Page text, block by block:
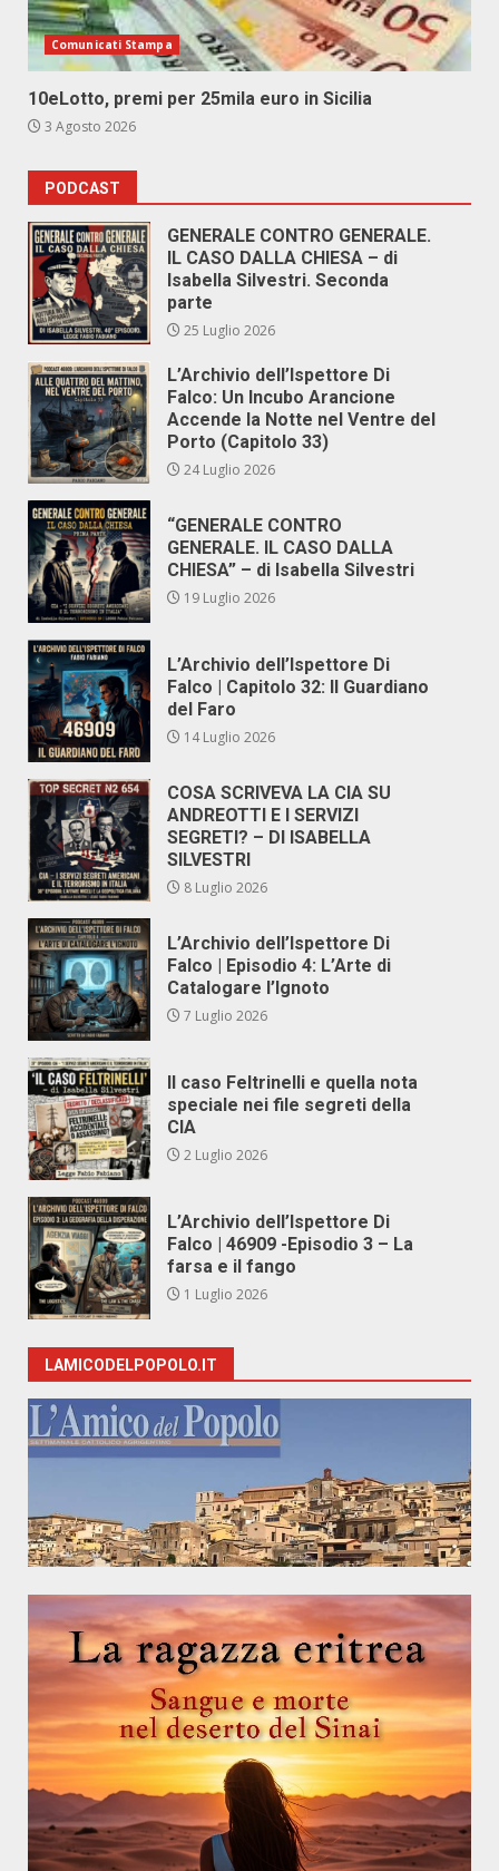
Comunicati Stampa
10eLotto, premi per 25mila euro in Sicilia
3 Agosto 2026
PODCAST
GENERALE CONTRO GENERALE.
IL CASO DALLA CHIESA – di
Isabella Silvestri. Seconda
parte
25 Luglio 2026
L’Archivio dell’Ispettore Di
Falco: Un Incubo Arancione
Accende la Notte nel Ventre del
Porto (Capitolo 33)
24 Luglio 2026
“GENERALE CONTRO
GENERALE. IL CASO DALLA
CHIESA” – di Isabella Silvestri
19 Luglio 2026
L’Archivio dell’Ispettore Di
Falco | Capitolo 32: Il Guardiano
del Faro
14 Luglio 2026
COSA SCRIVEVA LA CIA SU
ANDREOTTI E I SERVIZI
SEGRETI? – DI ISABELLA
SILVESTRI
8 Luglio 2026
L’Archivio dell’Ispettore Di
Falco | Episodio 4: L’Arte di
Catalogare l’Ignoto
7 Luglio 2026
Il caso Feltrinelli e quella nota
speciale nei file segreti della
CIA
2 Luglio 2026
L’Archivio dell’Ispettore Di
Falco | 46909 -Episodio 3 – La
farsa e il fango
1 Luglio 2026
LAMICODELPOPOLO.IT